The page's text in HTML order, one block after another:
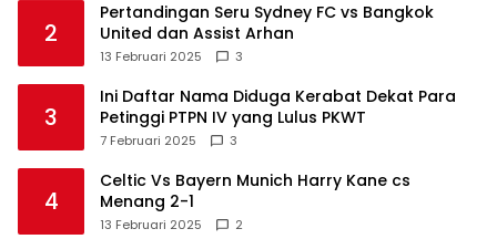
2
Pertandingan Seru Sydney FC vs Bangkok
United dan Assist Arhan
13 Februari 2025 3
3
Ini Daftar Nama Diduga Kerabat Dekat Para
Petinggi PTPN IV yang Lulus PKWT
7 Februari 2025 3
4
Celtic Vs Bayern Munich Harry Kane cs
Menang 2-1
13 Februari 2025 2